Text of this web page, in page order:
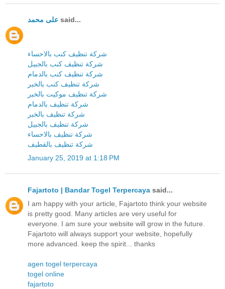
على محمد said...
شركة تنظيف كنب بالاحساء
شركة تنظيف كنب بالجبيل
شركة تنظيف كنب بالدمام
شركة تنظيف كنب بالخبر
شركة تنظيف موكيت بالخبر
شركة تنظيف بالدمام
شركة تنظيف بالخبر
شركة تنظيف بالجبيل
شركة تنظيف بالاحساء
شركة تنظيف بالقطيف
January 25, 2019 at 1:18 PM
Fajartoto | Bandar Togel Terpercaya said...
I am happy with your article, Fajartoto think your website
is pretty good. Many articles are very useful for
everyone. I am sure your website will grow in the future.
Fajartoto will always support your website, hopefully
more advanced. keep the spirit... thanks
agen togel terpercaya
togel online
fajartoto